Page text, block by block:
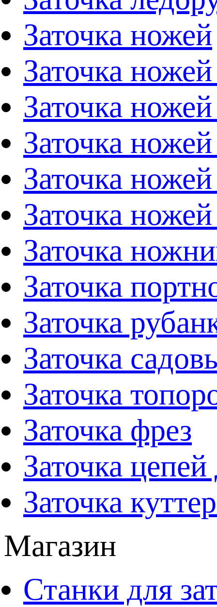
Заточка ножей
Заточка
Заточка
Заточка
Заточка
Заточка
Заточка
Заточка
Заточка
Заточка
Заточка
Заточка фрез
Заточка
Заточка
Магазин
Станки для